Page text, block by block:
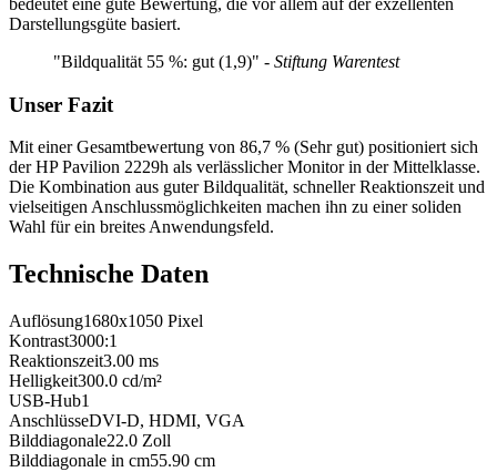
Darstellungsgüte basiert.
"Bildqualität 55 %: gut (1,9)" - Stiftung Warentest
Unser Fazit
Mit einer Gesamtbewertung von 86,7 % (Sehr gut) positioniert sich
der HP Pavilion 2229h als verlässlicher Monitor in der Mittelklasse.
Die Kombination aus guter Bildqualität, schneller Reaktionszeit und
vielseitigen Anschlussmöglichkeiten machen ihn zu einer soliden
Wahl für ein breites Anwendungsfeld.
Technische Daten
Auflösung1680x1050 Pixel
Kontrast3000:1
Reaktionszeit3.00 ms
Helligkeit300.0 cd/m²
USB-Hub1
AnschlüsseDVI-D, HDMI, VGA
Bilddiagonale22.0 Zoll
Bilddiagonale in cm55.90 cm